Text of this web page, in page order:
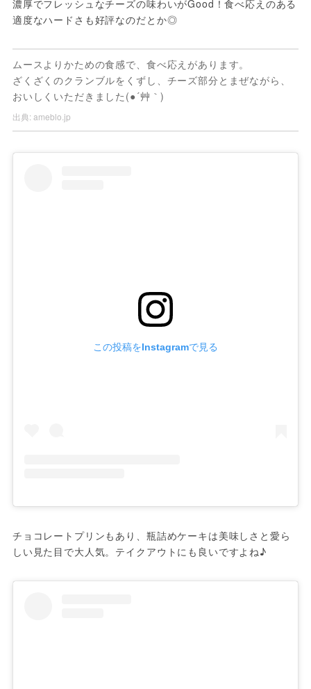
濃厚でフレッシュなチーズの味わいがGood！食べ応えのある
適度なハードさも好評なのだとか◎
ムースよりかための食感で、食べ応えがあります。
ざくざくのクランブルをくずし、チーズ部分とまぜながら、
おいしくいただきました(●´艸｀)
出典: ameblo.jp
この投稿をInstagramで見る
チョコレートプリンもあり、瓶詰めケーキは美味しさと愛ら
しい見た目で大人気。テイクアウトにも良いですよね♪